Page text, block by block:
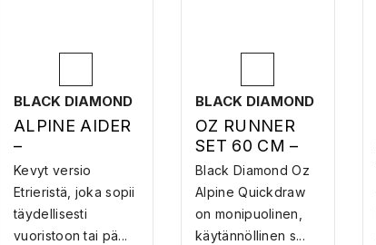
BLACK DIAMOND
ALPINE AIDER
–
KÖYSITIKKAAT
Kevyt versio
Etrieristä, joka sopii
täydellisesti
vuoristoon tai pä...
BLACK DIAMOND
OZ RUNNER
SET 60 CM –
ALPPIJATKO
Black Diamond Oz
Alpine Quickdraw
on monipuolinen,
käytännöllinen s...